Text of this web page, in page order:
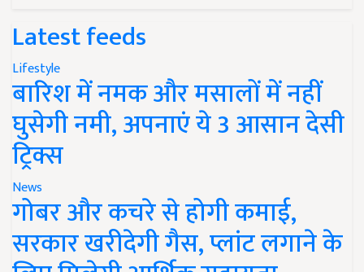
Latest feeds
Lifestyle
बारिश में नमक और मसालों में नहीं
घुसेगी नमी, अपनाएं ये 3 आसान देसी
ट्रिक्स
News
गोबर और कचरे से होगी कमाई,
सरकार खरीदेगी गैस, प्लांट लगाने के